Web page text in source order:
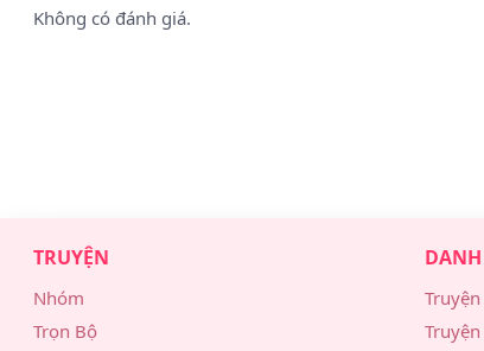
Không có đánh giá.
TRUYỆN
Nhóm
Trọn Bộ
DANH